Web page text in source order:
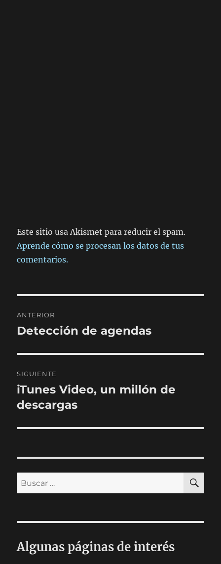
Este sitio usa Akismet para reducir el spam.
Aprende cómo se procesan los datos de tus
comentarios.
de
ANTERIOR
Entrada
Detección de agendas
SIGUIENTE
Entrada
siguiente:
iTunes Video, un millón de
descargas
Buscar
por:
Algunas páginas de interés